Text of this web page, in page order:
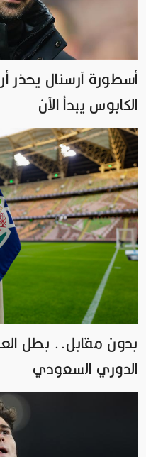
أسطورة آرسنال يحذر
الكابوس يبدأ الآن
بدون مقابل.. بطل
الدوري السعودي